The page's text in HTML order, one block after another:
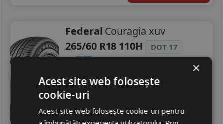
Federal Couragia xuv
265/60 R18 110H
DOT 17
SUV / 4x4
Consum C
Aderenta
Zgomot
199RON
×
Acest site web folosește
cookie-uri
Acest site web folosește cookie-uri pentru